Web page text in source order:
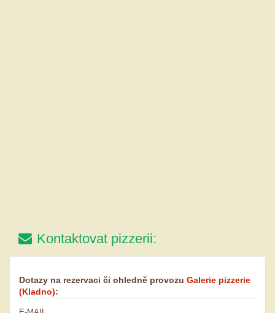
Kontaktovat pizzerii:
Dotazy na rezervaci či ohledně provozu Galerie pizzerie
(Kladno):